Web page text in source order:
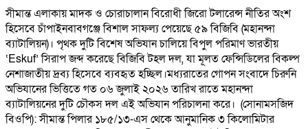
সীমান্ত এলাকায় মাদক ও চোরাচালান বিরোধী জিরো টলারেন্স নীতির অংশ
হিসেবে চাঁপাইনবাবগঞ্জে বিশাল সাফল্য পেয়েছে ৫৯ বিজিবি (মহানন্দা
ব্যাটালিয়ন)। পৃথক দুটি বিশেষ অভিযান চালিয়ে বিপুল পরিমাণ ভারতীয়
‘Eskuf’ সিরাপ জব্দ করেছে বিজিবি টহল দল, যা মূলত ফেন্সিডিলের বিকল্প
নেশাজাতীয় দ্রব্য হিসেবে ব্যবহৃত হচ্ছিল। ​মধ্যরাতের গোপন সংবাদে চিরুনি
অভিযানের ভিত্তিতে গত ০৬ জুলাই ২০২৬ তারিখ রাতে মহানন্দা
ব্যাটালিয়নের দুটি চৌকস দল এই অভিযান পরিচালনা করে। ​ (সোনামসজিদ
বিওপি): সীমান্ত পিলার ১৮৫/১৩-এস থেকে আনুমানিক ৩ কিলোমিটার